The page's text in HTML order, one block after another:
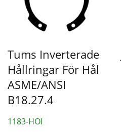
Tums Inverterade
Hållringar För Hål
ASME/ANSI
B18.27.4
1183-HOI